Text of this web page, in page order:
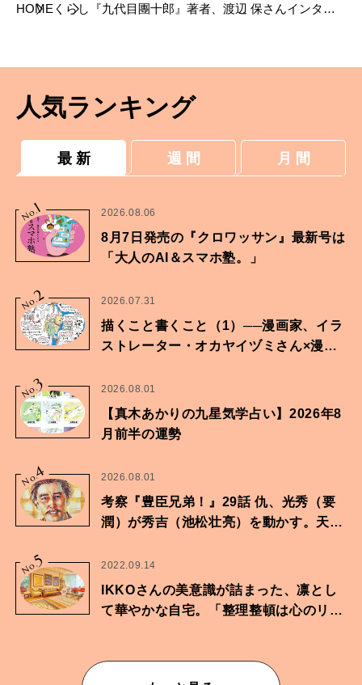
HOME くらし
『九代目團十郎』著者、渡辺 保さんインタビ
人気ランキング
最 新 週 間 月 間
No.
1 2026.08.06
8月7日発売の『クロワッサン』最新号は
「大人のAI＆スマホ塾。」
No.2 2026.07.31
描くこと書くこと（1）──漫画家、イラ
ストレーター・オカヤイヅミさん×漫画
No.3 2026.08.01
【真木あかりの九星気学占い】2026年8
月前半の運勢
No.
4 2026.08.01
考察『豊臣兄弟！』29話 仇、光秀（要
潤）が秀吉（池松壮亮）を動かす。天下
No.5 2022.09.14
IKKOさんの美意識が詰まった、凛とし
て華やかな自宅。「整理整頓は心のリズ